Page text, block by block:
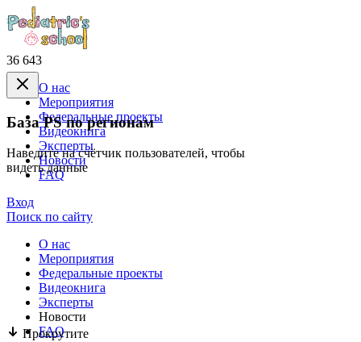
36 643
База PS по регионам
Наведите на счётчик пользователей, чтобы
видеть данные
Прокрутите
О нас
Mероприятия
Федеральные проекты
Видеокнига
Эксперты
Новости
FAQ
Вход
Поиск по сайту
О нас
Mероприятия
Федеральные проекты
Видеокнига
Эксперты
Новости
FAQ